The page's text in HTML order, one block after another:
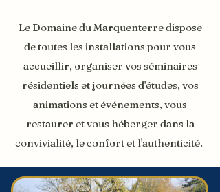
Le Domaine du Marquenterre dispose
de toutes les installations pour vous
accueillir, organiser vos séminaires
résidentiels et journées d'études, vos
animations et événements, vous
restaurer et vous héberger dans la
convivialité, le confort et l'authenticité.